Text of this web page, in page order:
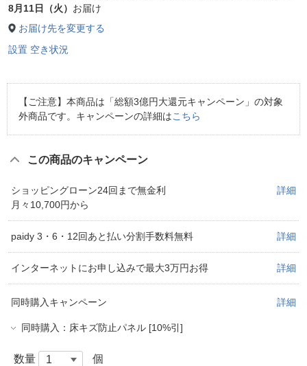
8月11日（火） お届け
お届け先を変更する
設置 空き状況
【ご注意】本商品は「総額3億円大還元キャンペーン」の対象
外商品です。キャンペーンの詳細はこちら
この商品のキャンペーン
ショッピングローン24回まで無金利
月々10,700円から
詳細
paidy 3・6・12回あと払い分割手数料無料 詳細
インターネットにお申し込みで最大3万円お得 詳細
同時購入キャンペーン 詳細
同時購入：床キズ防止パネル [10%引]
数量 個